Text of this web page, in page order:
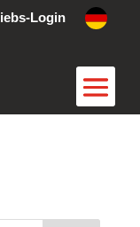
Login